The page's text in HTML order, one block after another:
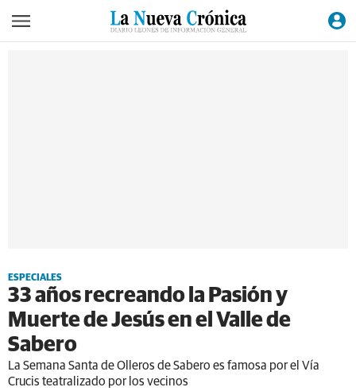
ESPECIALES
33 años recreando la Pasión y
Muerte de Jesús en el Valle de
Sabero
La Semana Santa de Olleros de Sabero es famosa por el Vía
Crucis teatralizado por los vecinos